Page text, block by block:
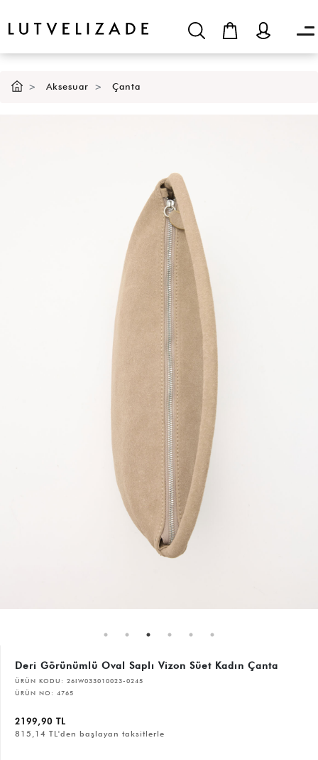
Aksesuar Çanta
Deri Görünümlü Oval Saplı Vizon Süet Kadın Çanta
ÜRÜN KODU: 26IW033010023-0245
ÜRÜN NO: 4765
2199,90 TL
815,14 TL'den başlayan taksitlerle